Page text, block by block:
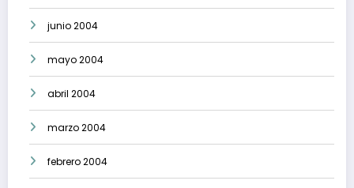
junio 2004
mayo 2004
abril 2004
marzo 2004
febrero 2004